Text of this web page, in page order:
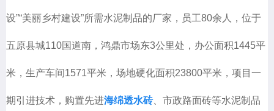
设”“美丽乡村建设”所需水泥制品的厂家，员工80余人，位于
五原县城110国道南，鸿鼎市场东3公里处，办公面积1445平
米，生产车间1571平米，场地硬化面积23800平米，项目一
期引进技术，购置先进海绵透水砖、市政路面砖等水泥制品